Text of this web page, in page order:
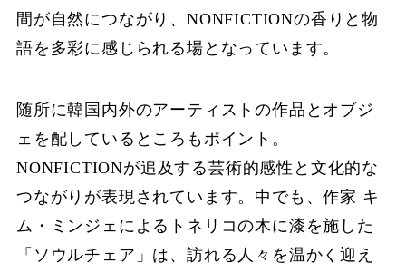
間が自然につながり、NONFICTIONの香りと物
語を多彩に感じられる場となっています。
随所に韓国内外のアーティストの作品とオブジ
ェを配しているところもポイント。
NONFICTIONが追及する芸術的感性と文化的な
つながりが表現されています。中でも、作家 キ
ム・ミンジェによるトネリコの木に漆を施した
「ソウルチェア」は、訪れる人々を温かく迎え